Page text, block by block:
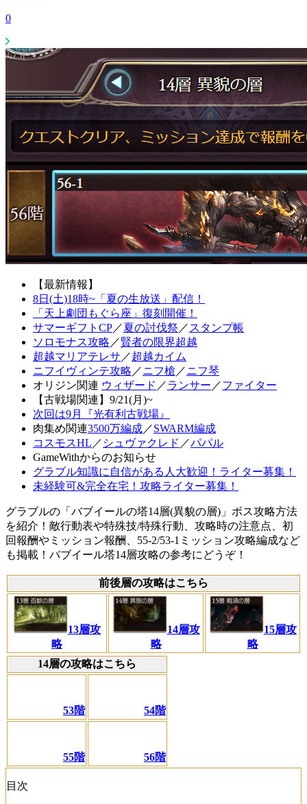
0
【最新情報】
8日(土)18時~「夏の生放送」配信！
「天上劇団もぐら座」復刻開催！
サマーギフトCP／夏の討伐祭 ／ スタンプ帳
ソロモナス攻略 ／賢者の限界超越
超越マリアテレサ ／超越カイム
ニフイヴィンテ攻略 ／ニフ槍 ／ニフ琴
オリジン関連 ウィザード ／ランサー ／ファイター
【古戦場関連】9/21(月)~
次回は9月『光有利古戦場』
肉集め関連3500万編成／SWARM編成
コスモスHL ／ シュヴァクレド ／パパル
GameWithからのお知らせ
グラブル知識に自信がある人大歓迎！ライター募集！
未経験可&完全在宅！攻略ライター募集！
グラブルの「バブイールの塔14層(異貌の層)」ボス攻略方法
を紹介！敵行動表や特殊技/特殊行動、攻略時の注意点、初
回報酬やミッション報酬、55-2/53-1ミッション攻略編成など
も掲載！バブイール塔14層攻略の参考にどうぞ！
前後層の攻略はこちら
13層攻
略
14層攻
略
15層攻
略
14層の攻略はこちら
53階 54階
55階 56階
目次